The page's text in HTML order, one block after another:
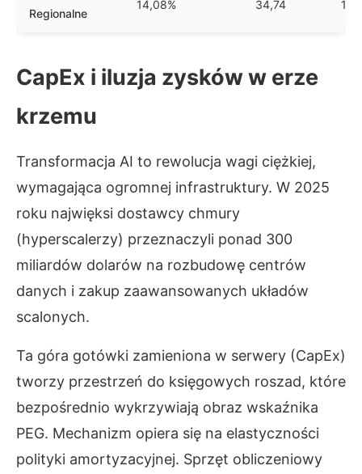
Regionalne
14,08% 34,74
CapEx i iluzja zysków w erze
krzemu
Transformacja AI to rewolucja wagi ciężkiej,
wymagająca ogromnej infrastruktury. W 2025
roku najwięksi dostawcy chmury
(hyperscalerzy) przeznaczyli ponad 300
miliardów dolarów na rozbudowę centrów
danych i zakup zaawansowanych układów
scalonych.
Ta góra gotówki zamieniona w serwery (CapEx)
tworzy przestrzeń do księgowych roszad, które
bezpośrednio wykrzywiają obraz wskaźnika
PEG. Mechanizm opiera się na elastyczności
polityki amortyzacyjnej. Sprzęt obliczeniowy